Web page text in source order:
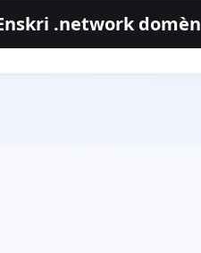
.network domèn